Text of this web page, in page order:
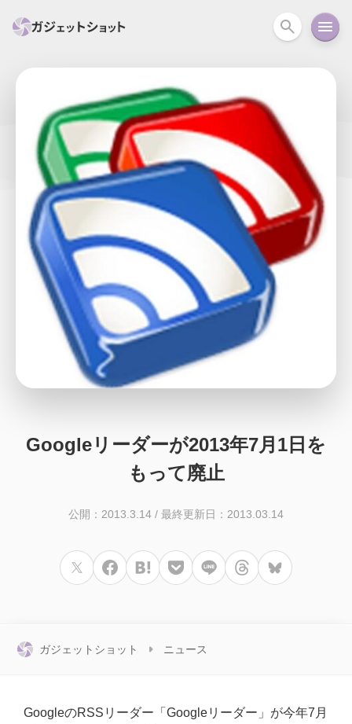
すべて スマホ PC関連 カメラ
セール情報 スマートホーム アクションカメラ カメラ
回線 iPhone iPad Android コラム
ガイド 周辺機器
Googleリーダーが2013年7月1日を
もって廃止
公開：2013.3.14 / 最終更新日：2013.03.14
ガジェットショット ニュース
GoogleのRSSリーダー「Googleリーダー」が今年7月